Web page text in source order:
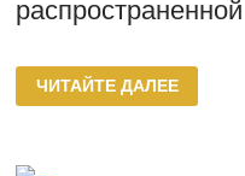
СЕРО-
КРАПЧАТАЯ
ПОРОДА
ЧИТАЙТЕ ДАЛЕЕ